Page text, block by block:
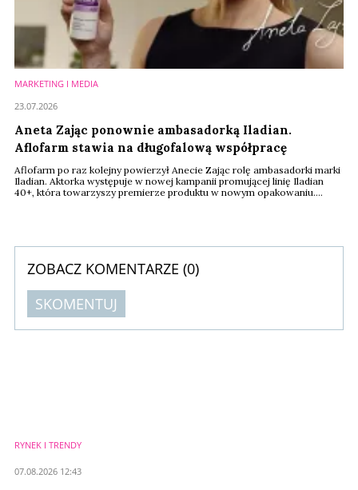
MARKETING I MEDIA
Aneta Zając ponownie ambasadorką Iladian.
Aflofarm stawia na długofalową współpracę
Aflofarm po raz kolejny powierzył Anecie Zając rolę ambasadorki marki
Iladian. Aktorka występuje w nowej kampanii promującej linię Iladian
40+, która towarzyszy premierze produktu w nowym opakowaniu.
23.07.2026
ZOBACZ KOMENTARZE (0)
SKOMENTUJ
RYNEK I TRENDY
07.08.2026 12:43